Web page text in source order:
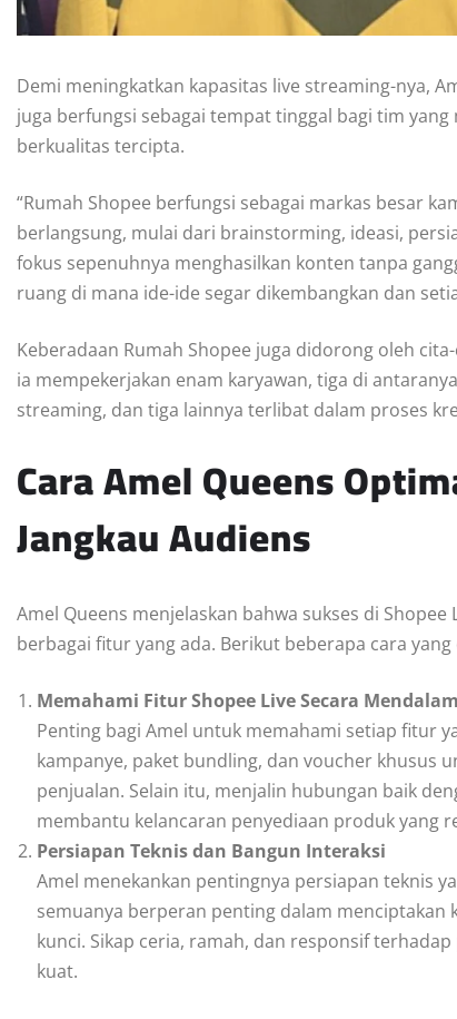
Demi meningkatkan kapasitas live streaming-nya,
juga berfungsi sebagai tempat tinggal bagi tim
berkualitas tercipta.
“Rumah Shopee berfungsi sebagai markas besar
berlangsung, mulai dari brainstorming, ideasi,
fokus sepenuhnya menghasilkan konten tanpa
ruang di mana ide-ide segar dikembangkan dan
Keberadaan Rumah Shopee juga didorong oleh
ia mempekerjakan enam karyawan, tiga di
streaming, dan tiga lainnya terlibat dalam proses
Cara Amel Queens
Jangkau Audiens
Amel Queens menjelaskan bahwa sukses di
berbagai fitur yang ada. Berikut beberapa cara yang
Memahami Fitur Shopee Live Secara Mendalam
Penting bagi Amel untuk memahami setiap fitur
kampanye, paket bundling, dan voucher khusus
penjualan. Selain itu, menjalin hubungan baik
membantu kelancaran penyediaan produk yang
Persiapan Teknis dan Bangun Interaksi
Amel menekankan pentingnya persiapan teknis
semuanya berperan penting dalam menciptakan
kunci. Sikap ceria, ramah, dan responsif
kuat.